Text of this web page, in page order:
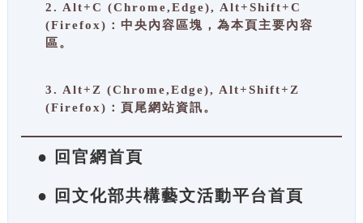
2. Alt+C (Chrome,Edge), Alt+Shift+C
(Firefox)：中央內容區塊，為本頁主要內容
區。
3. Alt+Z (Chrome,Edge), Alt+Shift+Z
(Firefox)：頁尾網站資訊。
● 回官網首頁
● 回文化部共構藝文活動平台首頁